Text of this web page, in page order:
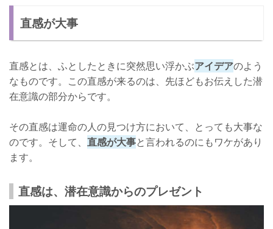
直感が大事
直感とは、ふとしたときに突然思い浮かぶアイデアのよう
なものです。この直感が来るのは、先ほどもお伝えした潜
在意識の部分からです。
その直感は運命の人の見つけ方において、とっても大事な
のです。そして、 直感が大事と言われるのにもワケがあり
ます。
直感は、潜在意識からのプレゼント